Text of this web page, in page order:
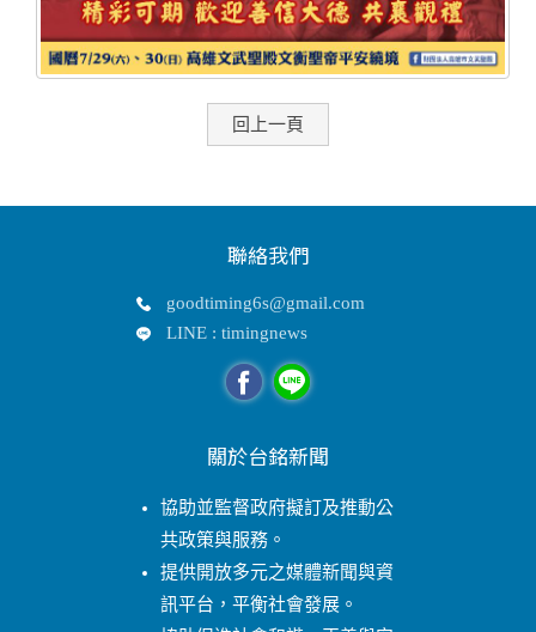
回上一頁
聯絡我們
goodtiming6s@gmail.com
LINE : timingnews
關於台銘新聞
協助並監督政府擬訂及推動公
共政策與服務。
提供開放多元之媒體新聞與資
訊平台，平衡社會發展。